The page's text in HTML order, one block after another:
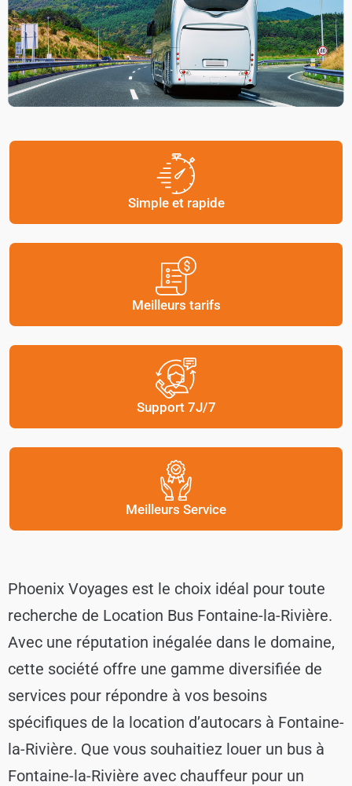
Simple et rapide
Meilleurs tarifs
Support 7J/7
Meilleurs Service
Phoenix Voyages est le choix idéal pour toute
recherche de Location Bus Fontaine-la-Rivière.
Avec une réputation inégalée dans le domaine,
cette société offre une gamme diversifiée de
services pour répondre à vos besoins
spécifiques de la location d’autocars à Fontaine-
la-Rivière. Que vous souhaitiez louer un bus à
Fontaine-la-Rivière avec chauffeur pour un